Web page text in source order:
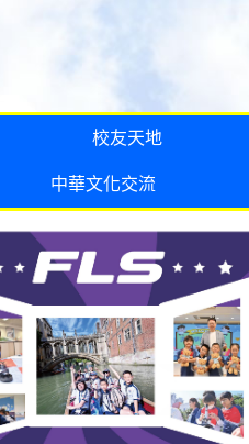
校友天地
中華文化交流